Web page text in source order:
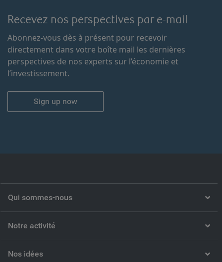
Recevez nos perspectives par e-mail
Abonnez-vous dès à présent pour recevoir
directement dans votre boîte mail les dernières
perspectives de nos experts sur l’économie et
l’investissement.
Sign up now
Qui sommes-nous
Notre activité
Nos idées